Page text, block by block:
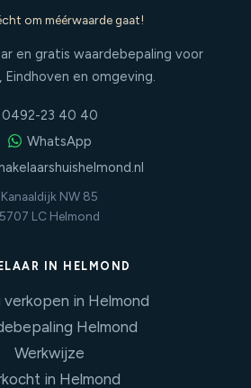
om méérwaarde gaat!
en gratis waardebepaling voor
Eindhoven en omgeving.
0492-23 40 40
WhatsApp
Kanaaldijk NW 85
5707 LC Helmond
IN HELMOND
verkopen in Helmond
Helmond
Werkwijze
in Helmond